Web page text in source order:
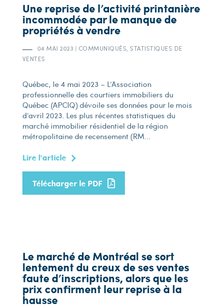
Une reprise de l’activité printanière
incommodée par le manque de
propriétés à vendre
04 MAI 2023 | COMMUNIQUÉS, STATISTIQUES DE
VENTES
Québec, le 4 mai 2023 – L’Association
professionnelle des courtiers immobiliers du
Québec (APCIQ) dévoile ses données pour le mois
d’avril 2023. Les plus récentes statistiques du
marché immobilier résidentiel de la région
métropolitaine de recensement (RM...
Lire l'article
Télécharger le PDF
Le marché de Montréal se sort
lentement du creux de ses ventes
faute d’inscriptions, alors que les
prix confirment leur reprise à la
hausse